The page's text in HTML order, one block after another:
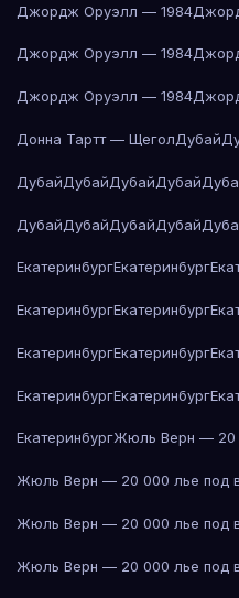
Джордж Оруэлл — 1984
Джордж Оруэлл — 1984
Джордж Оруэлл — 1984
Донна Тартт — ЩеголДубай
ДубайДубайДубайДубай
ДубайДубайДубайДубай
ЕкатеринбургЕкатеринбург
ЕкатеринбургЕкатеринбург
ЕкатеринбургЕкатеринбург
ЕкатеринбургЕкатеринбург
ЕкатеринбургЖюль Верн — 20
Жюль Верн — 20 000 лье под
Жюль Верн — 20 000 лье под
Жюль Верн — 20 000 лье под